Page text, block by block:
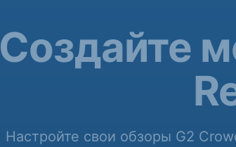
Создайте
Настройте свои обзоры G2